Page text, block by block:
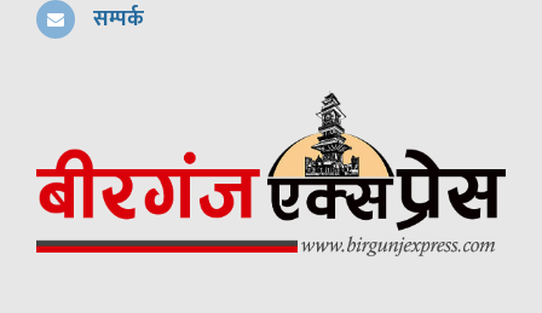
सम्पर्क